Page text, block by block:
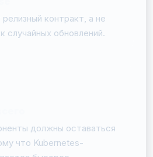
контракт, а не
случайных обновлений.
должны оставаться
что Kubernetes-